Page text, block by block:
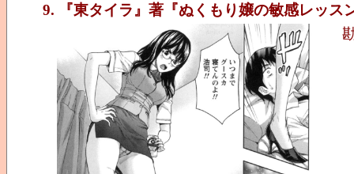
9. 『東タイラ』著『ぬくもり嬢の敏感レッス